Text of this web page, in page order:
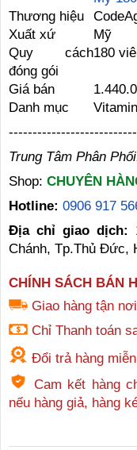
Thương hiệu
Xuất xứ
Mỹ
Quy cách
đóng gói
180
Giá bán
Danh mục
Trung Tâm Phân
Shop: CHUYÊN
Hotline: 0906 917
Địa chỉ giao dịch:
Chánh, Tp.Thủ Đức,
CHÍNH SÁCH BÁN
Giao hàng tận
Chỉ Thanh toán
Đổi trả hàng
Cam kết hàng
nếu hàng giả, hàng